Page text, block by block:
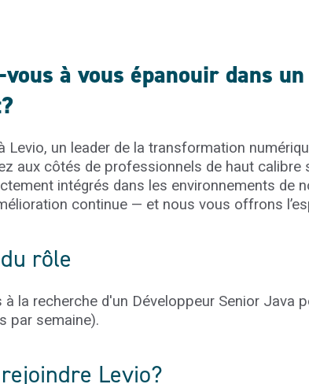
vous à vous épanouir dans
Levio, un leader de la transformation
aux côtés de professionnels de haut
intégrés dans les environnements de
continue — et nous vous offrons
rôle
la recherche d'un Développeur Senior Java
par semaine).
Levio?